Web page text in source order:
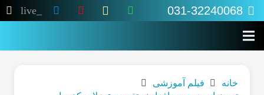
031-32240068
live_tv
خانه
فیلم آموزشی